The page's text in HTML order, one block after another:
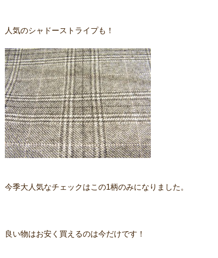
人気のシャドーストライプも！
今季大人気なチェックはこの1柄のみになりました。
良い物はお安く買えるのは今だけです！